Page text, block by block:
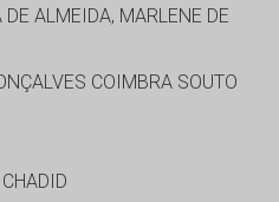
ALMEIDA, MARLENE DE
COIMBRA SOUTO